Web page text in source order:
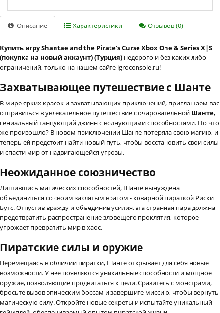
Описание Характеристики Отзывов (0)
Купить игру Shantae and the Pirate's Curse Xbox One & Series X|S
(покупка на новый аккаунт) (Турция) недорого и без каких либо
ограничений, только на нашем сайте igroconsole.ru!
Захватывающее путешествие с Шанте
В мире ярких красок и захватывающих приключений, приглашаем вас
отправиться в увлекательное путешествие с очаровательной Шанте,
гениальный танцующий джинн с волнующими способностями. Но что
же произошло? В новом приключении Шанте потеряла свою магию, и
теперь ей предстоит найти новый путь, чтобы восстановить свои силы
и спасти мир от надвигающейся угрозы.
Неожиданное союзничество
Лишившись магических способностей, Шанте вынуждена
объединиться со своим заклятым врагом - коварной пираткой Риски
Бутс. Отпустив вражду и объединив усилия, эта странная пара должна
предотвратить распространение зловещего проклятия, которое
угрожает превратить мир в хаос.
Пиратские силы и оружие
Перемещаясь в обличии пиратки, Шанте открывает для себя новые
возможности. У нее появляются уникальные способности и мощное
оружие, позволяющие продвигаться к цели. Сразитесь с монстрами,
бросьте вызов эпическим боссам и завершите миссию, чтобы вернуть
магическую силу. Откройте новые секреты и испытайте уникальный